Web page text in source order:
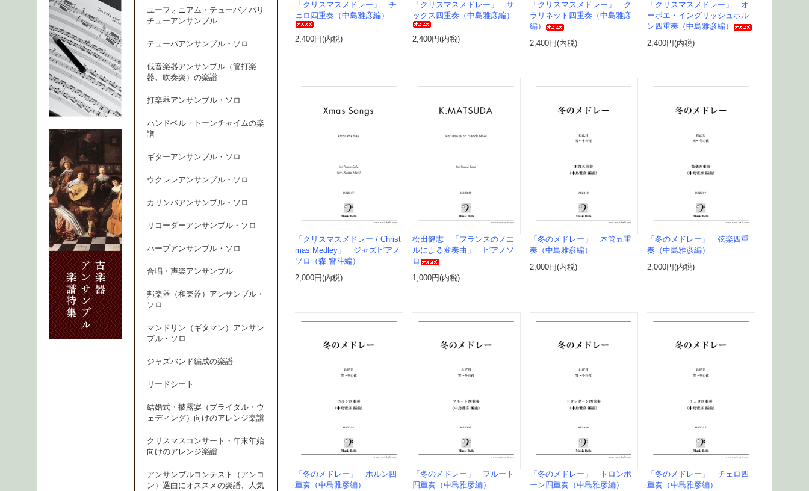
「クリスマスメドレー」 チ
ェロ四重奏（中島雅彦編）
2,400円(内税)
「クリスマスメドレー」 サ
ックス四重奏（中島雅彦編）
2,400円(内税)
「クリスマスメドレー」 ク
ラリネット四重奏（中島雅彦
編）
2,400円(内税)
「クリスマスメドレー」 オ
ーボエ・イングリッシュホル
ン四重奏（中島雅彦編）
2,400円(内税)
「クリスマスメドレー / Christ
mas Medley」 ジャズピアノ
ソロ（森 響斗編）
2,000円(内税)
松田健志 「フランスのノエ
ルによる変奏曲」 ピアノソ
ロ
1,000円(内税)
「冬のメドレー」 木管五重
奏（中島雅彦編）
2,000円(内税)
「冬のメドレー」 弦楽四重
奏（中島雅彦編）
2,000円(内税)
「冬のメドレー」 ホルン四
重奏（中島雅彦編）
「冬のメドレー」 フルート
四重奏（中島雅彦編）
「冬のメドレー」 トロンボ
ーン四重奏（中島雅彦編）
「冬のメドレー」 チェロ四
重奏（中島雅彦編）
ユーフォニアム・テューバ／バリ
チューアンサンブル
テューバアンサンブル・ソロ
低音楽器アンサンブル（管打楽
器、吹奏楽）の楽譜
打楽器アンサンブル・ソロ
ハンドベル・トーンチャイムの楽
譜
ギターアンサンブル・ソロ
ウクレレアンサンブル・ソロ
カリンバアンサンブル・ソロ
リコーダーアンサンブル・ソロ
ハープアンサンブル・ソロ
合唱・声楽アンサンブル
邦楽器（和楽器）アンサンブル・
ソロ
マンドリン（ギタマン）アンサン
ブル・ソロ
ジャズバンド編成の楽譜
リードシート
結婚式・披露宴（ブライダル・ウ
ェディング）向けのアレンジ楽譜
クリスマスコンサート・年末年始
向けのアレンジ楽譜
アンサンブルコンテスト（アンコ
ン）選曲にオススメの楽譜、人気